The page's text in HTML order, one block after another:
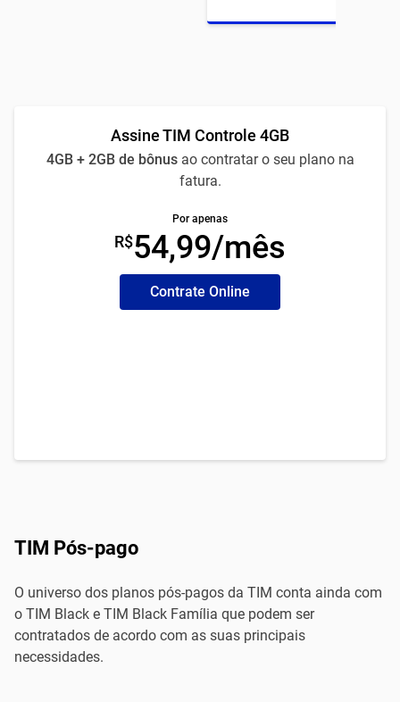
Assine TIM Controle 4GB
4GB + 2GB de bônus ao contratar o seu plano na
fatura.
Por apenas
R$54,99/mês
Contrate Online
TIM Pós-pago
O universo dos planos pós-pagos da TIM conta ainda com
o TIM Black e TIM Black Família que podem ser
contratados de acordo com as suas principais
necessidades.